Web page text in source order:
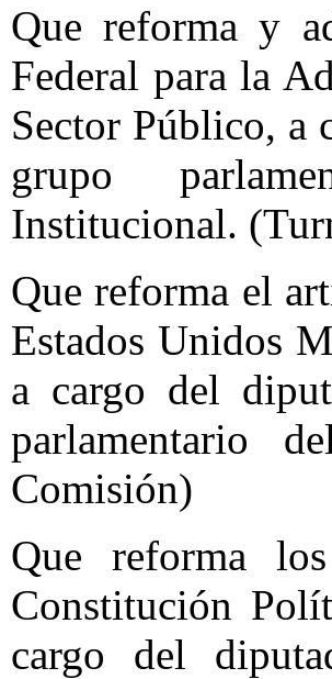
Que reforma y
Federal para la
Sector Público, a
grupo
Institucional.
Que reforma el
Estados Unidos
a cargo del
parlamentario
Comisión)
Que reforma
Constitución
cargo del